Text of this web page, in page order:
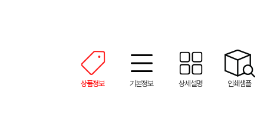
상품정보 기본정보 상세설명 인쇄샘플